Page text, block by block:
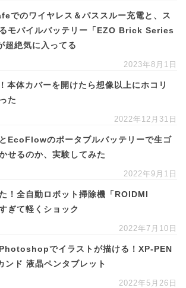
でのワイヤレス＆パススルー充電と、ス
モバイルバッテリー「EZO Brick Series
絶気に入ってる
2023年8月1日
本体カバーを開けたら想像以上にホコリ
た
2022年12月31日
EcoFlowのポータブルバッテリーで生ゴ
せるのか、実験してみた
2022年9月1日
！全自動ロボット掃除機「ROIDMI
ぎて軽くショック
2022年7月10日
Photoshopでイラストが描ける！XP-PEN
ド 液晶ペンタブレット
2022年5月26日